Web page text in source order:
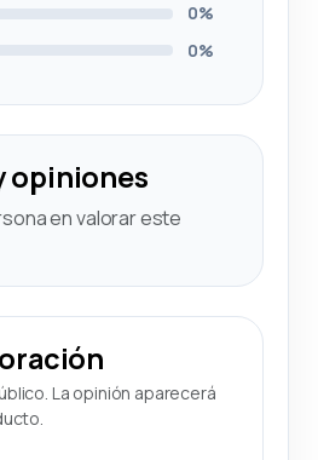
0%
0%
opiniones
en valorar este
La opinión aparecerá